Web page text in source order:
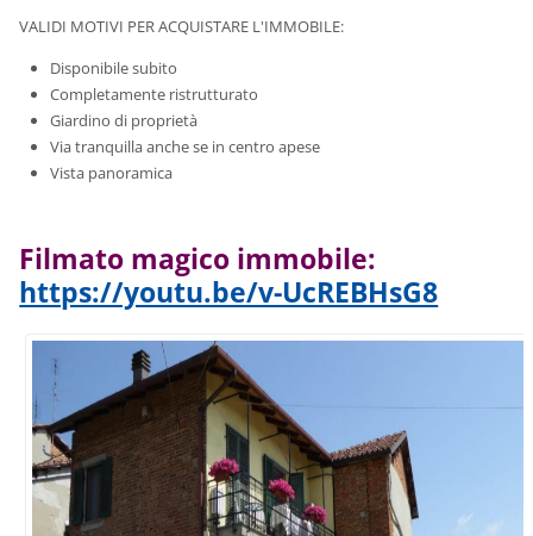
VALIDI MOTIVI PER ACQUISTARE L'IMMOBILE:
Disponibile subito
Completamente ristrutturato
Giardino di proprietà
Via tranquilla anche se in centro apese
Vista panoramica
Filmato magico immobile:
https://youtu.be/v-UcREBHsG8